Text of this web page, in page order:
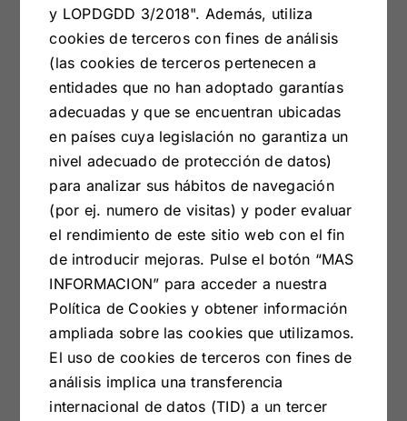
Look 100%
natural
El corte romántico y acogedor de las casas de
campo que ya llegó en 2022 se queda en el
nuevo año. Los tejidos y materiales naturales
toman protagonismo para hacer de nuestro hogar
un lugar tranquilo en el que se respire paz.
y LOPDGDD 3/2018". Además, utiliza
cookies de terceros con fines de análisis
(las cookies de terceros pertenecen a
entidades que no han adoptado garantías
adecuadas y que se encuentran ubicadas
en países cuya legislación no garantiza un
nivel adecuado de protección de datos)
para analizar sus hábitos de navegación
(por ej. numero de visitas) y poder evaluar
el rendimiento de este sitio web con el fin
de introducir mejoras. Pulse el botón “MAS
INFORMACION” para acceder a nuestra
Política de Cookies y obtener información
ampliada sobre las cookies que utilizamos.
El uso de cookies de terceros con fines de
análisis implica una transferencia
internacional de datos (TID) a un tercer